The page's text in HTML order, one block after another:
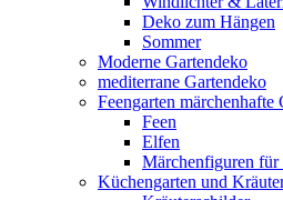
Deko zum Hängen
Sommer
Moderne Gartendeko
mediterrane Gartendeko
Feengarten märchenhafte
Feen
Elfen
Märchenfiguren für
Küchengarten und